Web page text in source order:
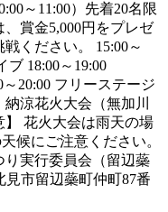
～11:00）先着20名限
賞金5,000円をプレゼ
ください。 15:00～
ブ 18:00～19:00
20:00 フリーステージ
納涼花火大会（無加川
花火大会は雨天の場
候にご注意ください。
り実行委員会（留辺蘂
見市留辺蘂町仲町87番